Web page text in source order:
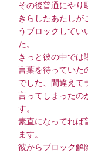
その後普通にやり
きらしたあたしが
うブロックしてい
た。
きっと彼の中では
言葉を待っていた
でした、間違えて
言ってしまったの
す。
素直になってれば
ます。
彼からブロック解